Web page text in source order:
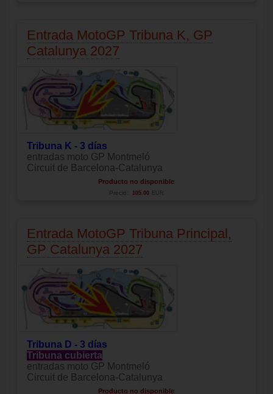
Entrada MotoGP Tribuna K, GP
Catalunya 2027
Tribuna K - 3 días
entradas moto GP Montmeló
Circuit de Barcelona-Catalunya
Producto no disponible
Precio: 105.00 EUR
Entrada MotoGP Tribuna Principal,
GP Catalunya 2027
Tribuna D - 3 días
Tribuna cubierta
entradas moto GP Montmeló
Circuit de Barcelona-Catalunya
Producto no disponible